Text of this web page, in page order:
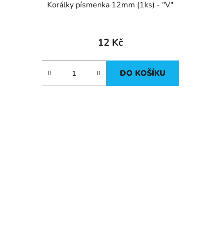
Korálky písmenka 12mm (1ks) - "V"
12 Kč
DO KOŠÍKU